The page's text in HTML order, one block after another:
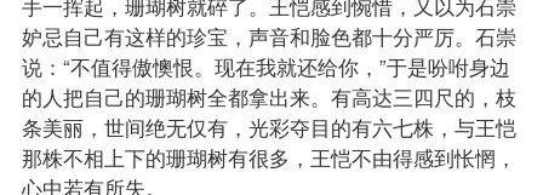
妒忌自己有这样的珍宝，声音和脸色都十分严厉。石崇
说：“不值得傲懊恨。现在我就还给你，”于是吩咐身边
的人把自己的珊瑚树全都拿出来。有高达三四尺的，枝
条美丽，世间绝无仅有，光彩夺目的有六七株，与王恺
那株不相上下的珊瑚树有很多，王恺不由得感到怅惘，
心中若有所失。